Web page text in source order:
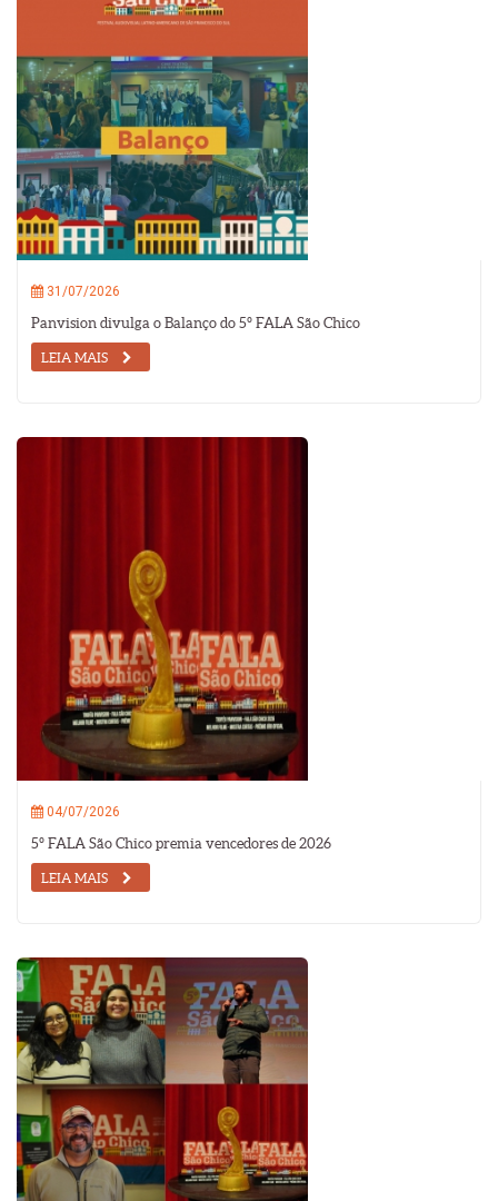
31/07/2026
Panvision divulga o Balanço do 5º FALA São Chico
LEIA MAIS
04/07/2026
5º FALA São Chico premia vencedores de 2026
LEIA MAIS